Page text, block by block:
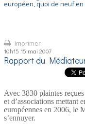
européen,quoi de neuf
Imprimer
10h15 15 mai 2007
Rapport du
Avec 3830 plaintes
et d’associations mettant
européennes en 2006, le
s’ennuyer.